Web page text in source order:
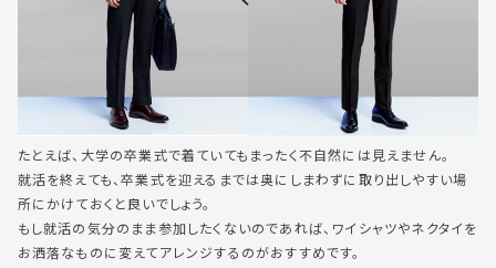
たとえば、大学の卒業式で着ていてもまったく不自然には見えません。
就活を終えても、卒業式を迎えるまでは奥にしまわずに取り出しやすい場
所にかけておくと良いでしょう。
もし就活の気分のまま参加したくないのであれば、ワイシャツやネクタイを
お洒落なものに変えてアレンジするのがおすすめです。